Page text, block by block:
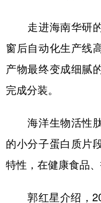
走进海南华研的
窗后自动化生产线
产物最终变成细腻
完成分装。
海洋生物活性肽
的小分子蛋白质片
特性，在健康食品
郭红星介绍，20